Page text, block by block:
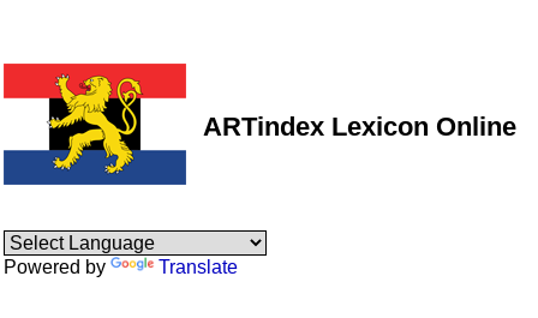
ARTindex Lexicon Online
Powered by Translate